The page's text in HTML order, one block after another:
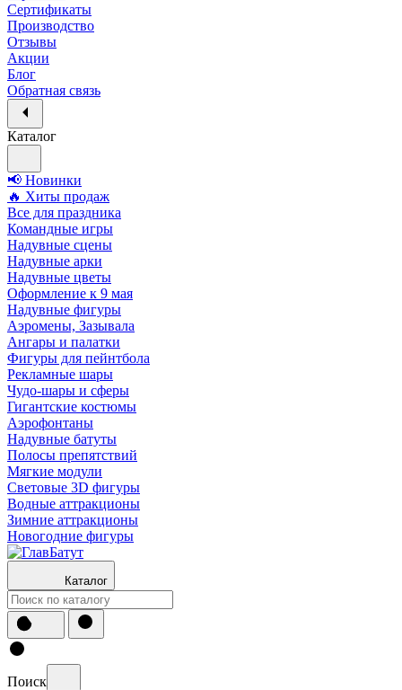
Сертификаты
Производство
Отзывы
Акции
Блог
Обратная связь
Каталог
📢 Новинки
🔥 Хиты продаж
Все для праздника
Командные игры
Надувные сцены
Надувные арки
Надувные цветы
Оформление к 9 мая
Надувные фигуры
Аэромены, Зазывала
Ангары и палатки
Фигуры для пейнтбола
Рекламные шары
Чудо-шары и сферы
Гигантские костюмы
Аэрофонтаны
Надувные батуты
Полосы препятствий
Мягкие модули
Световые 3D фигуры
Водные аттракционы
Зимние аттракционы
Новогодние фигуры
Каталог
Поиск